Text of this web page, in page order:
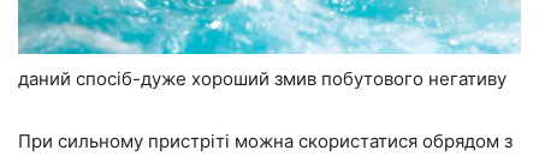
даний спосіб-дуже хороший змив побутового негативу
При сильному пристріті можна скористатися обрядом з